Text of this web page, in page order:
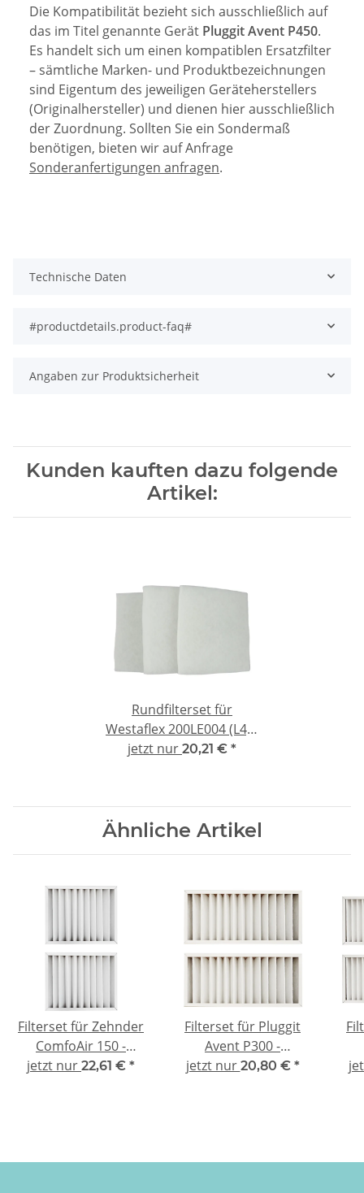
Die Kompatibilität bezieht sich ausschließlich auf
das im Titel genannte Gerät Pluggit Avent P450.
Es handelt sich um einen kompatiblen Ersatzfilter
– sämtliche Marken- und Produktbezeichnungen
sind Eigentum des jeweiligen Geräteherstellers
(Originalhersteller) und dienen hier ausschließlich
der Zuordnung. Sollten Sie ein Sondermaß
benötigen, bieten wir auf Anfrage
Sonderanfertigungen anfragen.
Technische Daten
#productdetails.product-faq#
Angaben zur Produktsicherheit
Kunden kauften dazu folgende
Artikel:
Rundfilterset für
Westaflex 200LE004 (L4) -
kompatibel 3x G4
jetzt nur 20,21 € *
Ähnliche Artikel
Filterset für Zehnder
ComfoAir 150 -
kompatibel 2x G4
jetzt nur 22,61 € *
Filterset für Pluggit
Avent P300 -
kompatibel 2x G4
jetzt nur 20,80 € *